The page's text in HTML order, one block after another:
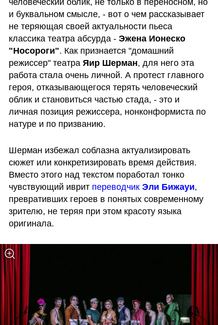
человеческий облик, не только в переносном, но
и буквальном смысле, - вот о чем рассказывает
не теряющая своей актуальности пьеса
классика театра абсурда - Эжена Ионеско
"Носороги". Как признается "домашний
режиссер" театра Яир Шерман, для него эта
работа стала очень личной. А протест главного
героя, отказывающегося терять человеческий
облик и становиться частью стада, - это и
личная позиция режиссера, нонконформиста по
натуре и по призванию.
Шерман избежал соблазна актуализировать
сюжет или конкретизировать время действия.
Вместо этого над текстом поработал тонко
чувствующий иврит переводчик Эли Бижауи,
превративших героев в понятых современному
зрителю, не теряя при этом красоту языка
оригинала.